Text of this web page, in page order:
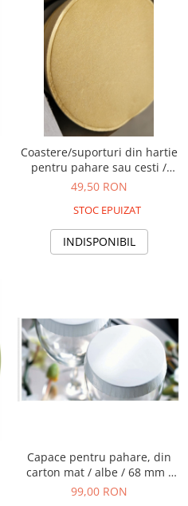
Coastere/suporturi din hartie
pentru pahare sau cesti /
aurii / diametru 9 cm / 250
49,50 RON
STOC EPUIZAT
INDISPONIBIL
Capace pentru pahare, din
carton mat / albe / 68 mm /
200 buc
99,00 RON